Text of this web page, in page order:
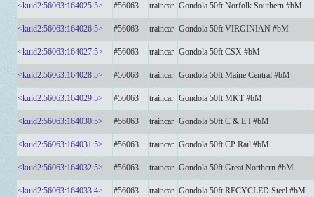
<kuid2:56063:164025:5> #56063 traincar Gondola 50ft Norfolk Southern #bM
<kuid2:56063:164026:5> #56063 traincar Gondola 50ft VIRGINIAN #bM
<kuid2:56063:164027:5> #56063 traincar Gondola 50ft CSX #bM
<kuid2:56063:164028:5> #56063 traincar Gondola 50ft Maine Central #bM
<kuid2:56063:164029:5> #56063 traincar Gondola 50ft MKT #bM
<kuid2:56063:164030:5> #56063 traincar Gondola 50ft C & E I #bM
<kuid2:56063:164031:5> #56063 traincar Gondola 50ft CP Rail #bM
<kuid2:56063:164032:5> #56063 traincar Gondola 50ft Great Northern #bM
<kuid2:56063:164033:4> #56063 traincar Gondola 50ft RECYCLED Steel #bM